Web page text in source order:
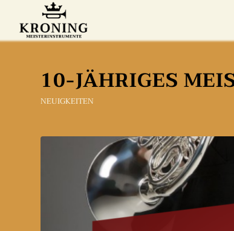
10-JÄHRIGES
NEUIGKEITEN